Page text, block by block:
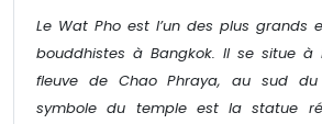
Le Wat Pho est l’un des plus grands
bouddhistes à Bangkok. Il se situe à
fleuve de Chao Phraya, au sud du
symbole du temple est la statue